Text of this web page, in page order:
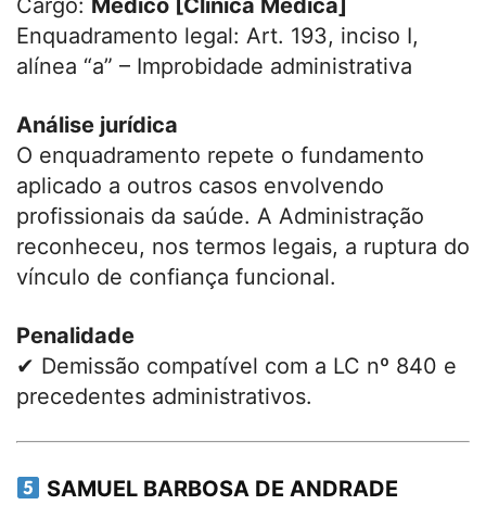
Cargo: Médico [Clínica Médica]
Enquadramento legal: Art. 193, inciso I,
alínea “a” – Improbidade administrativa
Análise jurídica
O enquadramento repete o fundamento
aplicado a outros casos envolvendo
profissionais da saúde. A Administração
reconheceu, nos termos legais, a ruptura do
vínculo de confiança funcional.
Penalidade
✔ Demissão compatível com a LC nº 840 e
precedentes administrativos.
SAMUEL BARBOSA DE ANDRADE